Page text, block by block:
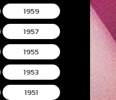
1959
1957
1955
1953
1951